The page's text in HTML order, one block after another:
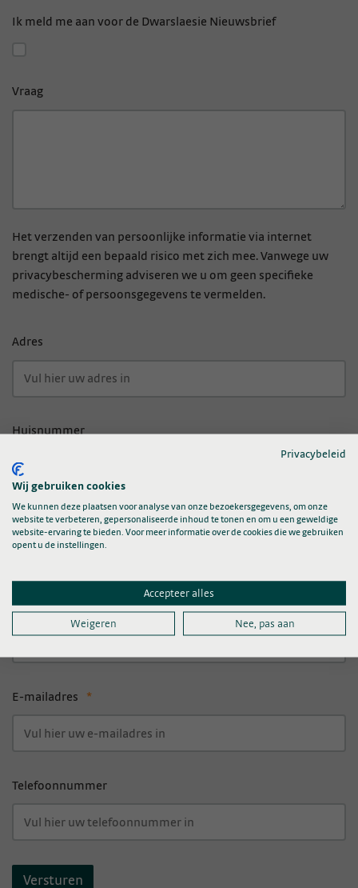
Ik meld me aan voor de Dwarslaesie Nieuwsbrief
Vraag
Het verzenden van persoonlijke informatie via internet
brengt altijd een bepaald risico met zich mee. Vanwege uw
privacybescherming adviseren we u om geen specifieke
medische- of persoonsgegevens te vermelden.
Adres
Huisnummer
Postcode
Woonplaats *
E-mailadres *
Telefoonnummer
Privacybeleid
Wij gebruiken cookies
We kunnen deze plaatsen voor analyse van onze bezoekersgegevens, om onze
website te verbeteren, gepersonaliseerde inhoud te tonen en om u een geweldige
website-ervaring te bieden. Voor meer informatie over de cookies die we gebruiken
opent u de instellingen.
Accepteer alles
Weigeren Nee, pas aan